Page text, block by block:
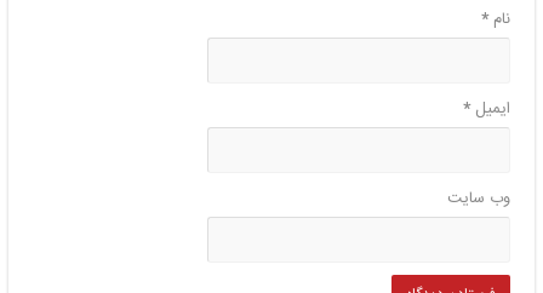
نام*
ایمیل*
وب‌ سایت